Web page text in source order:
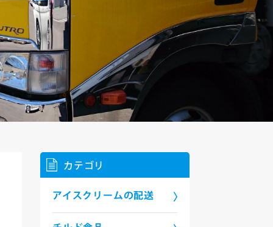
カテゴリ
アイスクリームの配送